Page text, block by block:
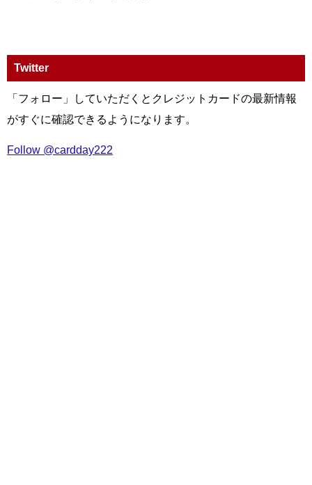
Twitter
「フォロー」していただくとクレジットカードの最新情報
がすぐに確認できるようになります。
Follow @cardday222